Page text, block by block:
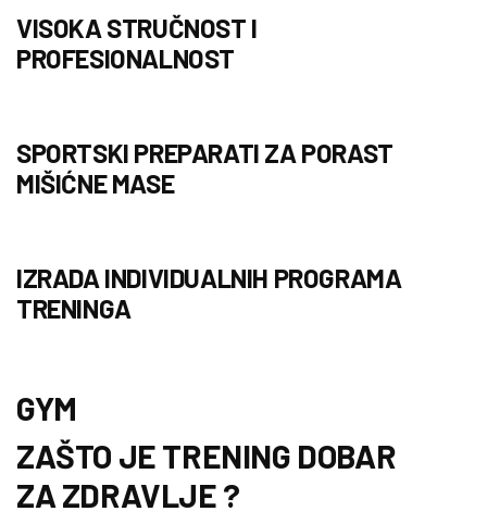
VISOKA STRUČNOST I
PROFESIONALNOST
SPORTSKI PREPARATI ZA PORAST
MIŠIĆNE MASE
IZRADA INDIVIDUALNIH PROGRAMA
TRENINGA
GYM
ZAŠTO JE TRENING DOBAR
ZA ZDRAVLJE ?